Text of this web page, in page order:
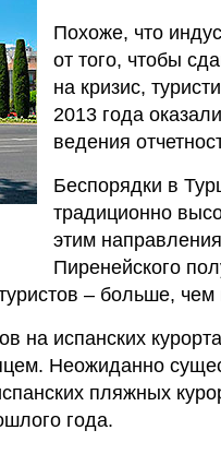
Похоже, что
от того, чтобы
на кризис,
2013 года
ведения
Беспорядки в
традиционно
этим
Пиренейского
– больше, чем
на испанских
Неожиданно
пляжных
года.